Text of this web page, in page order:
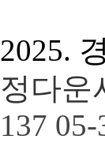
2025.
정다운
137 05-